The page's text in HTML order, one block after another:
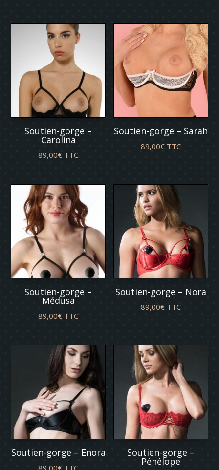
Soutien-gorge –
Carolina
89,00€ TTC
Soutien-gorge – Sarah
89,00€ TTC
Soutien-gorge –
Médusa
89,00€ TTC
Soutien-gorge – Nora
89,00€ TTC
Soutien-gorge – Enora
89,00€ TTC
Soutien-gorge –
Pénélope